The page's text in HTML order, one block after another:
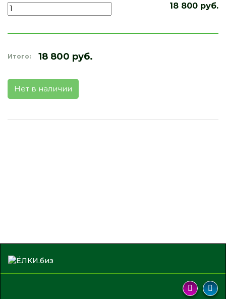
18 800 руб.
Итого: 18 800 руб.
Нет в наличии